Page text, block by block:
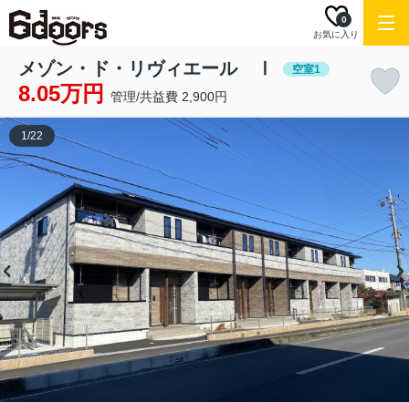
お気に入り
0
メゾン・ド・リヴィエール Ⅰ 空室1
8.05万円 管理/共益費 2,900円
1/22